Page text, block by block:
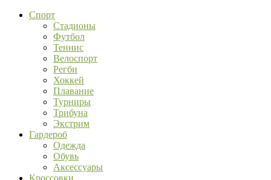
Спорт
Стадионы
Футбол
Теннис
Велоспорт
Регби
Хоккей
Плавание
Турниры
Трибуна
Экстрим
Гардероб
Одежда
Обувь
Аксессуары
Кроссовки